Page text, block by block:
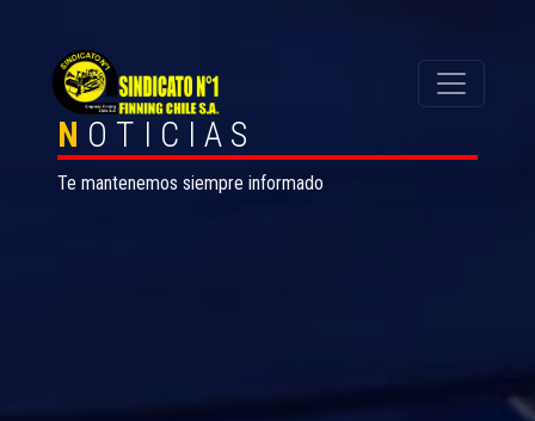
N OTICIAS
Te mantenemos siempre informado